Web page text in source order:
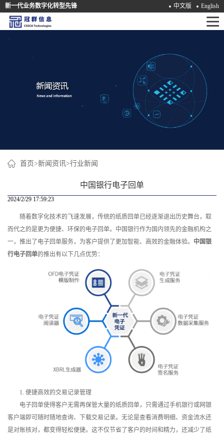
新一代业务数字化转型先锋 中文版 English
首
首页>新闻资讯>行业新闻
中国银行电子回单
2024/2/29 17:59:23
随着数字化技术的飞速发展，传统的纸质回单已经逐渐退出历史舞台，取
而代之的是更为便捷、环保的电子回单。中国银行作为国内领先的金融机构之
一，推出了电子回单服务，为客户提供了更加智能、高效的金融体验。 中国银
行电子回单的推出有以下几点优势：
1. 便捷高效的交易记录管理
电子回单使得客户无需再保管大量的纸质回单，只需通过手机银行或网银
客户端即可随时随地查询、下载交易记录。无论是查看消费明细、资金流水还
是对账核对，都变得轻松便捷。这不仅节省了客户的时间和精力，还减少了纸